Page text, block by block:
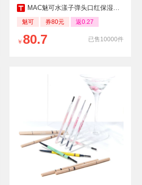
MAC魅可水漾子弹头口红保湿滋润显色唇膏
魅可 券80元 返0.27
已售10000件
￥ 80.7